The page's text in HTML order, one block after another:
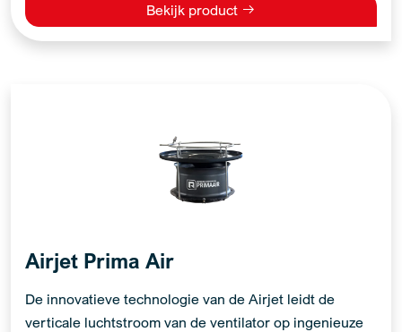
Bekijk product
Airjet Prima Air
De innovatieve technologie van de Airjet leidt de
verticale luchtstroom van de ventilator op ingenieuze